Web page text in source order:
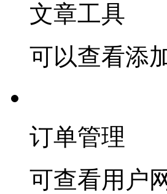
文章工具
可以查看添
订单管理
可查看用户